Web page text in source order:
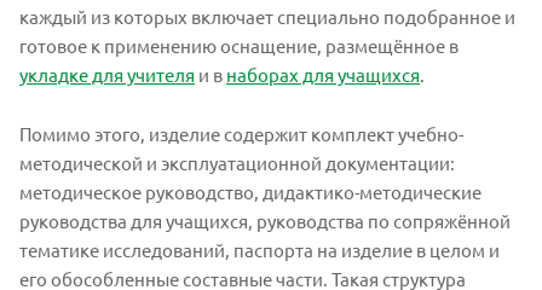
каждый из которых включает специально подобранное и
готовое к применению оснащение, размещённое в
укладке для учителя и в наборах для учащихся
Помимо этого, изделие содержит комплект учебно-
методической и эксплуатационной документации:
методическое руководство, дидактико-методические
руководства для учащихся, руководства по сопряжённой
тематике исследований, паспорта на изделие в целом и
его обособленные составные части. Такая структура